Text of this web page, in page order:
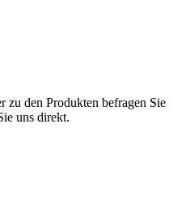
zu den Produkten befragen Sie
uns direkt.